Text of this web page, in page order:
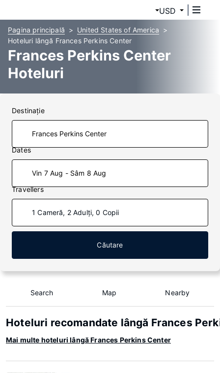
USD
Pagina principală
United States of America
Hoteluri lângă Frances Perkins Center
Frances Perkins Center
Hoteluri
Destinaţie
Dates
Vin 7 Aug - Sâm 8 Aug
Travellers
1 Cameră, 2 Adulți, 0 Copii
Căutare
Search Map Nearby
Hoteluri recomandate lângă Frances
Mai multe hoteluri lângă Frances Perkins Center